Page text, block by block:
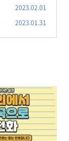
2023.02.01
2023.01.31